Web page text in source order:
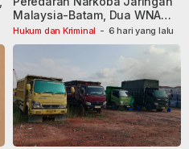
Hukum dan Kriminal - 6 hari yang lalu
Malaysia-Batam, Dua WNA
Masih Diburu